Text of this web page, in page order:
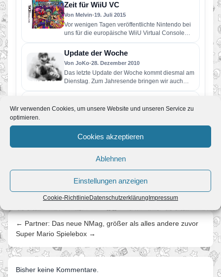
Wir verwenden Cookies, um unsere Website und unseren Service zu
optimieren.
Cookies akzeptieren
Ablehnen
Einstellungen anzeigen
Cookie-Richtlinie Datenschutzerklärung Impressum
Zeit für WiiU VC
Von Melvin•19. Juli 2015
Vor wenigen Tagen veröffentlichte Nintendo bei
uns für die europäische WiiU Virtual Console
den 2006 erschienenen Nintendo DS-Titel…
Update der Woche
Von JoKo•28. Dezember 2010
Das letzte Update der Woche kommt diesmal am
Dienstag. Zum Jahresende bringen wir auch
unsere letzte Lösung zu…
Von JoKo•2. Oktober 2010
durch die Zeit fertiggestellt.…
Update der Woche
18. September 2010
Bevor wir unsere Komplettlösung einschlafen
lassen, setzen wir sie lieber fort. Deswegen gibt
es auch heute wieder zwei…
← Partner: Das neue NMag, größer als alles andere zuvor
Super Mario Spielebox →
Bisher keine Kommentare.